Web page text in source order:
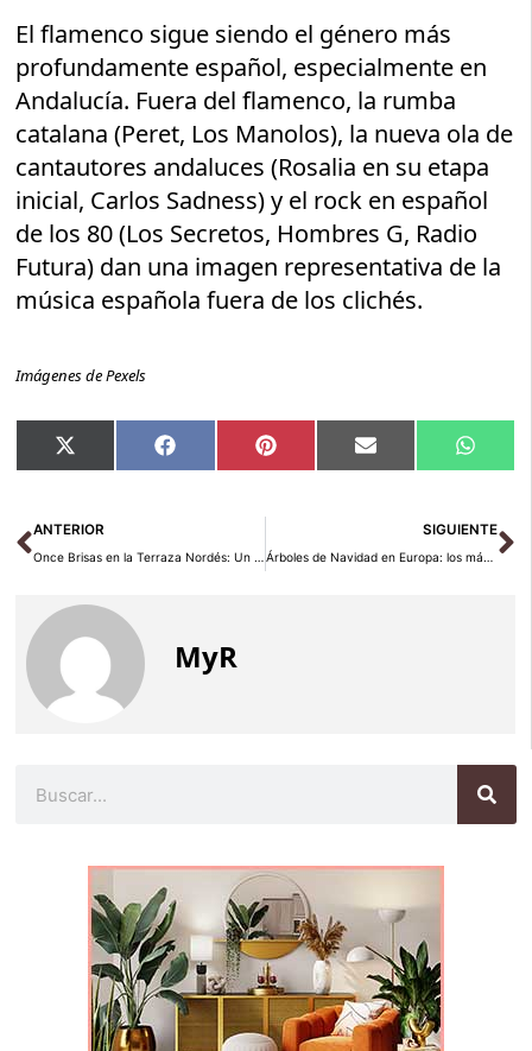
El flamenco sigue siendo el género más
profundamente español, especialmente en
Andalucía. Fuera del flamenco, la rumba
catalana (Peret, Los Manolos), la nueva ola de
cantautores andaluces (Rosalia en su etapa
inicial, Carlos Sadness) y el rock en español
de los 80 (Los Secretos, Hombres G, Radio
Futura) dan una imagen representativa de la
música española fuera de los clichés.
Imágenes de Pexels
Compartir
en
X
(Twitter)
Compartir
en
Facebook Compartir
en
Pinterest Compartir
en
Email
en
Ant
ANTERIOR
Once Brisas en la Terraza Nordés: Un Verano Atlántico en Madrid
SIGUIENTE
Árboles de Navidad en Europa: los más espectaculares de 2026
MyR